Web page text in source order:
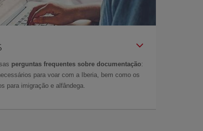
perguntas frequentes sobre documentação:
para voar com a Iberia, bem como os
para imigração e alfândega.